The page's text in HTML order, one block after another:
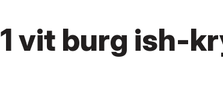
vit burg ish-